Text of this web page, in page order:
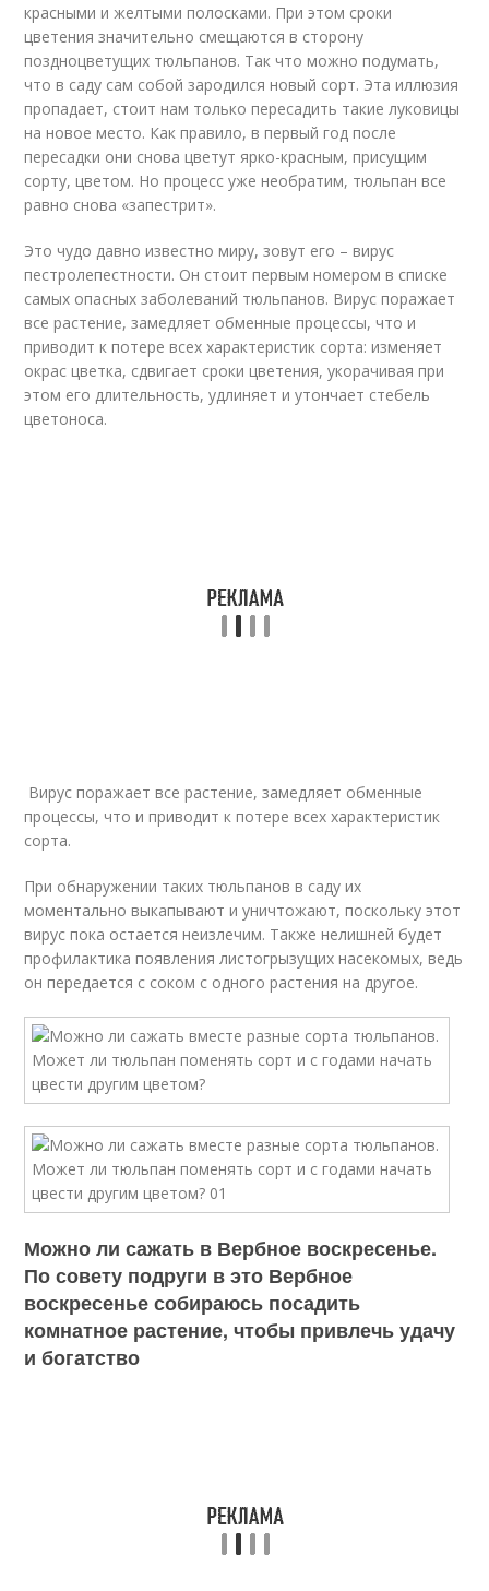
красными и желтыми полосками. При этом сроки
цветения значительно смещаются в сторону
поздноцветущих тюльпанов. Так что можно подумать,
что в саду сам собой зародился новый сорт. Эта иллюзия
пропадает, стоит нам только пересадить такие луковицы
на новое место. Как правило, в первый год после
пересадки они снова цветут ярко-красным, присущим
сорту, цветом. Но процесс уже необратим, тюльпан все
равно снова «запестрит».
Это чудо давно известно миру, зовут его – вирус
пестролепестности. Он стоит первым номером в списке
самых опасных заболеваний тюльпанов. Вирус поражает
все растение, замедляет обменные процессы, что и
приводит к потере всех характеристик сорта: изменяет
окрас цветка, сдвигает сроки цветения, укорачивая при
этом его длительность, удлиняет и утончает стебель
цветоноса.
Вирус поражает все растение, замедляет обменные
процессы, что и приводит к потере всех характеристик
сорта.
При обнаружении таких тюльпанов в саду их
моментально выкапывают и уничтожают, поскольку этот
вирус пока остается неизлечим. Также нелишней будет
профилактика появления листогрызущих насекомых, ведь
он передается с соком с одного растения на другое.
Можно ли сажать в Вербное воскресенье.
По совету подруги в это Вербное
воскресенье собираюсь посадить
комнатное растение, чтобы привлечь удачу
и богатство